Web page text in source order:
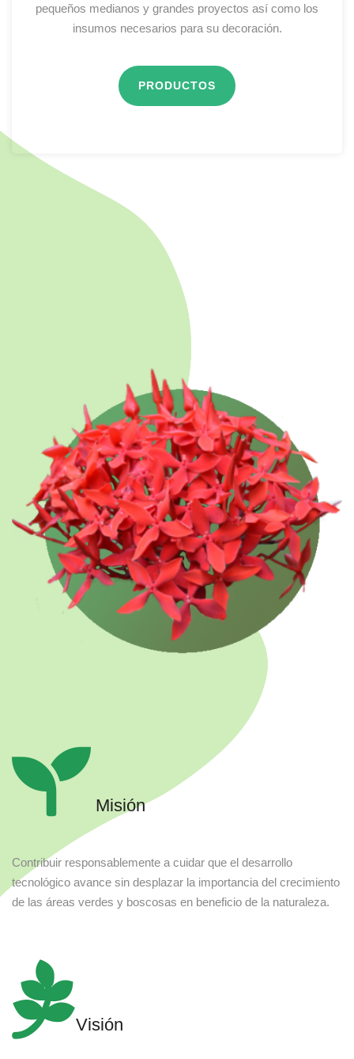
pequeños medianos y grandes proyectos así como los
insumos necesarios para su decoración.
PRODUCTOS
Misión
Contribuir responsablemente a cuidar que el desarrollo
tecnológico avance sin desplazar la importancia del crecimiento
de las áreas verdes y boscosas en beneficio de la naturaleza.
Visión